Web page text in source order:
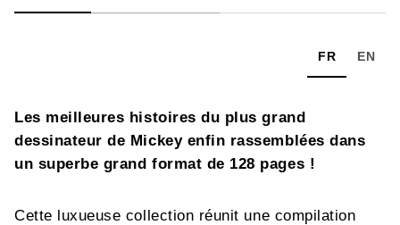
FR EN
Les meilleures histoires du plus grand
dessinateur de Mickey enfin rassemblées dans
un superbe grand format de 128 pages !
Cette luxueuse collection réunit une compilation